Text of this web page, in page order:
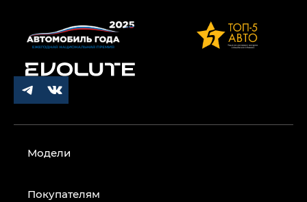
Модели
Покупателям